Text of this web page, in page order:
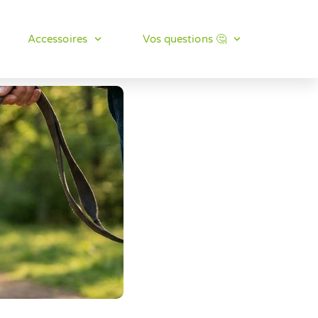
Accessoires Vos questions 🤔